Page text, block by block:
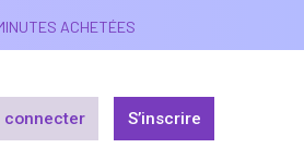
ACHETÉES
connecter S’inscrire